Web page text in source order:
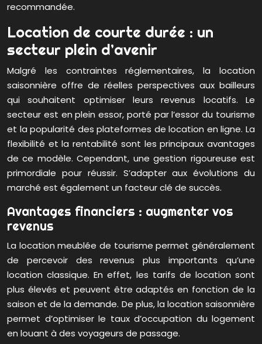
recommandée.
Location de courte durée : un
secteur plein d’avenir
Malgré les contraintes réglementaires, la location
saisonnière offre de réelles perspectives aux bailleurs
qui souhaitent optimiser leurs revenus locatifs. Le
secteur est en plein essor, porté par l’essor du tourisme
et la popularité des plateformes de location en ligne. La
flexibilité et la rentabilité sont les principaux avantages
de ce modèle. Cependant, une gestion rigoureuse est
primordiale pour réussir. S’adapter aux évolutions du
marché est également un facteur clé de succès.
Avantages financiers : augmenter vos
revenus
La location meublée de tourisme permet généralement
de percevoir des revenus plus importants qu’une
location classique. En effet, les tarifs de location sont
plus élevés et peuvent être adaptés en fonction de la
saison et de la demande. De plus, la location saisonnière
permet d’optimiser le taux d’occupation du logement
en louant à des voyageurs de passage.